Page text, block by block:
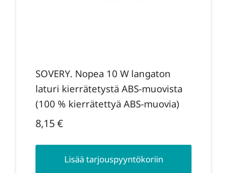
SOVERY. Nopea 10 W langaton
laturi kierrätetystä ABS-muovista
(100 % kierrätettyä ABS-muovia)
8,15€
Lisää tarjouspyyntökoriin